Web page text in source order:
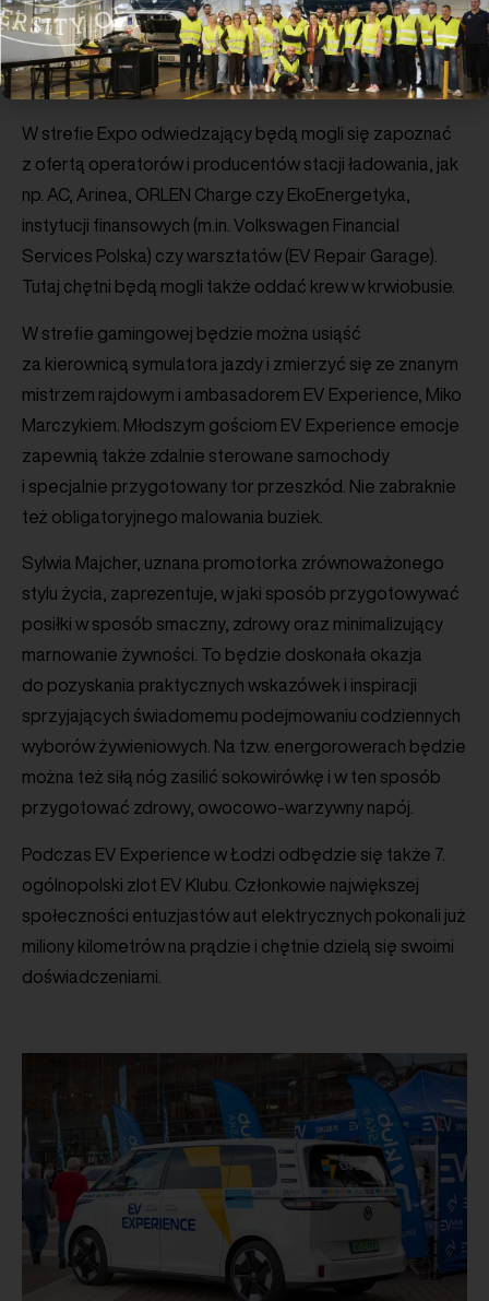
magazyny energii i taryfy dynamiczne czy też jakie
zmiany w prawie nadchodzą, które uczynią jazdę
elektrykiem jeszcze bardziej atrakcyjną.
W strefie Expo odwiedzający będą mogli się zapoznać
z ofertą operatorów i producentów stacji ładowania, jak
np. AC, Arinea, ORLEN Charge czy EkoEnergetyka,
instytucji finansowych (m.in. Volkswagen Financial
Services Polska) czy warsztatów (EV Repair Garage).
Tutaj chętni będą mogli także oddać krew w krwiobusie.
W strefie gamingowej będzie można usiąść
za kierownicą symulatora jazdy i zmierzyć się ze znanym
mistrzem rajdowym i ambasadorem EV Experience, Miko
Marczykiem. Młodszym gościom EV Experience emocje
zapewnią także zdalnie sterowane samochody
i specjalnie przygotowany tor przeszkód. Nie zabraknie
też obligatoryjnego malowania buziek.
Sylwia Majcher, uznana promotorka zrównoważonego
stylu życia, zaprezentuje, w jaki sposób przygotowywać
posiłki w sposób smaczny, zdrowy oraz minimalizujący
marnowanie żywności. To będzie doskonała okazja
do pozyskania praktycznych wskazówek i inspiracji
sprzyjających świadomemu podejmowaniu codziennych
wyborów żywieniowych. Na tzw. energorowerach będzie
można też siłą nóg zasilić sokowirówkę i w ten sposób
przygotować zdrowy, owocowo-warzywny napój.
Podczas EV Experience w Łodzi odbędzie się także 7.
ogólnopolski zlot EV Klubu. Członkowie największej
społeczności entuzjastów aut elektrycznych pokonali już
miliony kilometrów na prądzie i chętnie dzielą się swoimi
doświadczeniami.